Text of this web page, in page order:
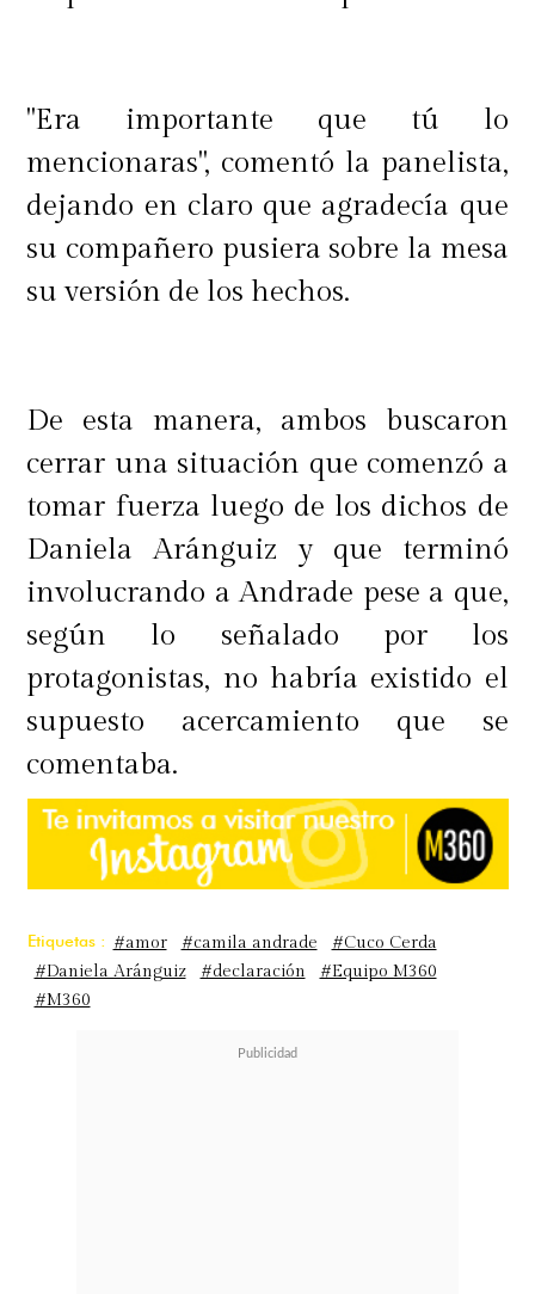
"Era importante que tú lo
mencionaras", comentó la panelista,
dejando en claro que agradecía que
su compañero pusiera sobre la mesa
su versión de los hechos.
De esta manera, ambos buscaron
cerrar una situación que comenzó a
tomar fuerza luego de los dichos de
Daniela Aránguiz y que terminó
involucrando a Andrade pese a que,
según lo señalado por los
protagonistas, no habría existido el
supuesto acercamiento que se
comentaba.
Etiquetas : #amor #camila andrade
#Cuco Cerda
#Daniela Aránguiz
#declaración
#Equipo M360
#M360